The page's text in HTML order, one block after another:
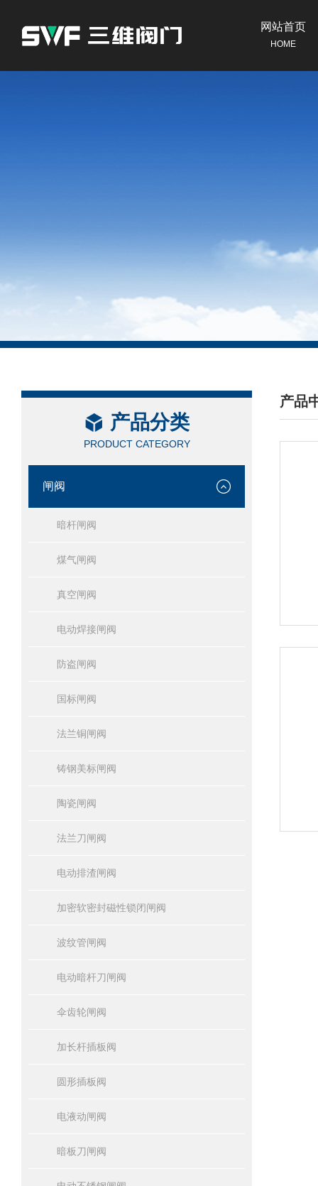
网站首页
HOME
产品分类
PRODUCT CATEGORY
闸阀
暗杆闸阀
煤气闸阀
真空闸阀
电动焊接闸阀
防盗闸阀
国标闸阀
法兰铜闸阀
铸钢美标闸阀
陶瓷闸阀
法兰刀闸阀
电动排渣闸阀
加密软密封磁性锁闭闸阀
波纹管闸阀
电动暗杆刀闸阀
伞齿轮闸阀
加长杆插板阀
圆形插板阀
电液动闸阀
暗板刀闸阀
产品
/